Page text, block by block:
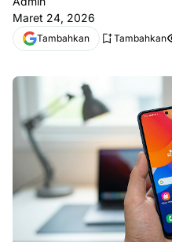
Maret 24, 2026
Tambahkan Tambahkan